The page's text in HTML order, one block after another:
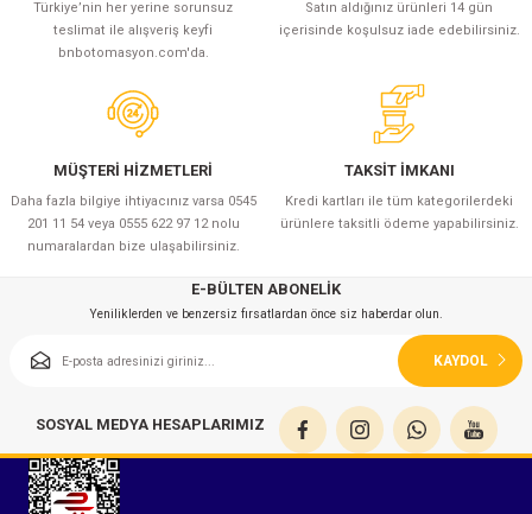
Türkiye’nin her yerine sorunsuz
teslimat ile alışveriş keyfi
bnbotomasyon.com'da.
Satın aldığınız ürünleri 14 gün
içerisinde koşulsuz iade edebilirsiniz.
MÜŞTERİ HİZMETLERİ
Daha fazla bilgiye ihtiyacınız varsa 0545
201 11 54 veya 0555 622 97 12 nolu
numaralardan bize ulaşabilirsiniz.
TAKSİT İMKANI
Kredi kartları ile tüm kategorilerdeki
ürünlere taksitli ödeme yapabilirsiniz.
E-BÜLTEN ABONELİK
Yeniliklerden ve benzersiz fırsatlardan önce siz haberdar olun.
KAYDOL
SOSYAL MEDYA HESAPLARIMIZ